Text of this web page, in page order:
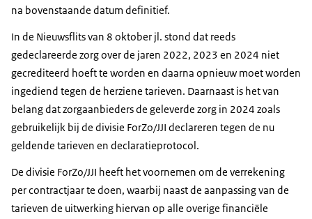
na bovenstaande datum definitief.
In de Nieuwsflits van 8 oktober jl. stond dat reeds
gedeclareerde zorg over de jaren 2022, 2023 en 2024 niet
gecrediteerd hoeft te worden en daarna opnieuw moet worden
ingediend tegen de herziene tarieven. Daarnaast is het van
belang dat zorgaanbieders de geleverde zorg in 2024 zoals
gebruikelijk bij de divisie ForZo/JJI declareren tegen de nu
geldende tarieven en declaratieprotocol.
De divisie ForZo/JJI heeft het voornemen om de verrekening
per contractjaar te doen, waarbij naast de aanpassing van de
tarieven de uitwerking hiervan op alle overige financiële